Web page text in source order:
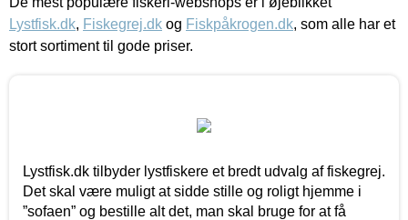
Lystfisk.dk, Fiskegrej.dk og Fiskpåkrogen.dk, som alle har et
stort sortiment til gode priser.
Lystfisk.dk tilbyder lystfiskere et bredt udvalg af fiskegrej.
Det skal være muligt at sidde stille og roligt hjemme i
”sofaen” og bestille alt det, man skal bruge for at få